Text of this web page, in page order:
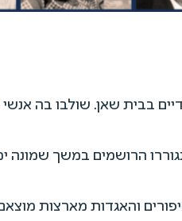
עם יהודיים בבית שאן. שולבו
הרושמים במשך שמונה
והאגדות מארצות